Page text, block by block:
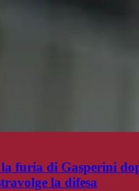
furia di Gasperini
la difesa